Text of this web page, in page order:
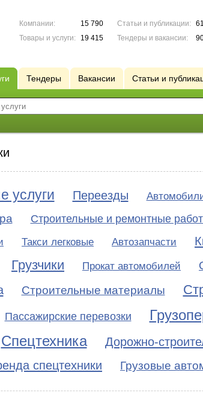
Компании:
15 790
Товары и услуги:
19 415
Статьи и публикации:
Тендеры и вакансии:
Тендеры Вакансии Статьи и
услуги Переезды
Строительные и ремонтные
Такси легковые Автозапчасти
Грузчики Прокат автомобилей
Строительные материалы
Пассажирские перевозки
Спецтехника
Дорожно-
спецтехники
Грузовые